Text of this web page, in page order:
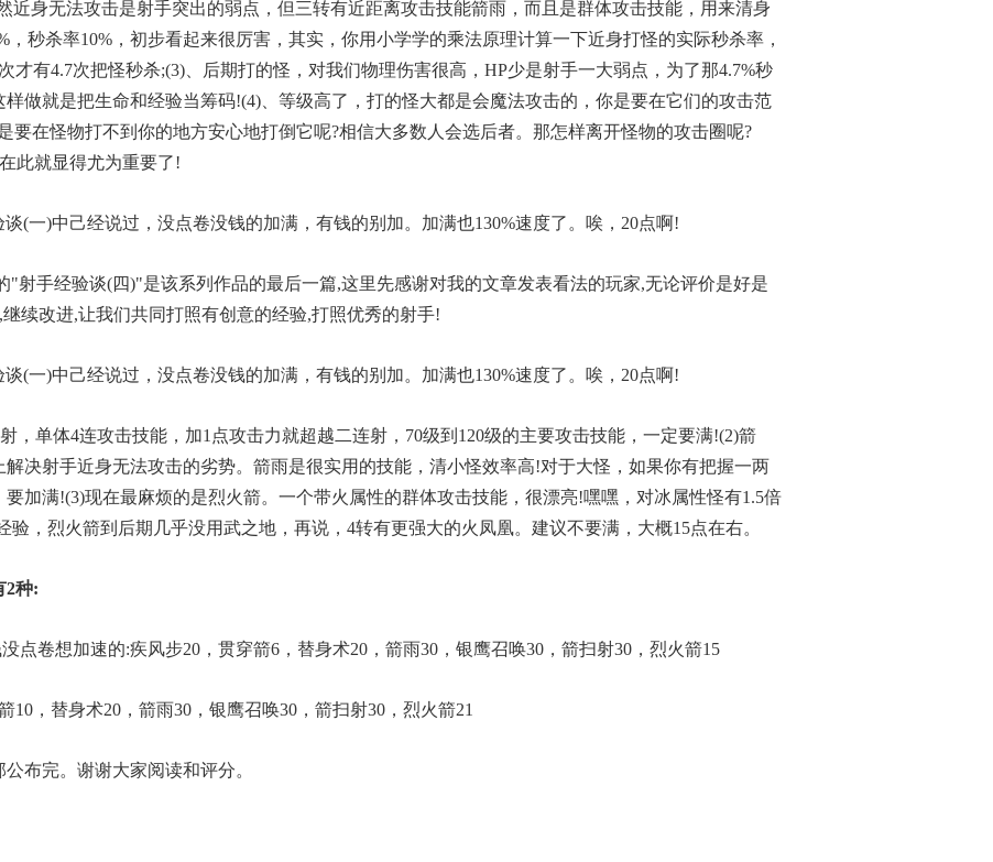
近身无法攻击是射手突出的弱点，但三转有近距离攻击技能箭雨，而且是群体攻击技能，用来清身
，秒杀率10%，初步看起来很厉害，其实，你用小学学的乘法原理计算一下近身打怪的实际秒杀率，
才有4.7次把怪秒杀;(3)、后期打的怪，对我们物理伤害很高，HP少是射手一大弱点，为了那4.7%秒
做就是把生命和经验当筹码!(4)、等级高了，打的怪大都是会魔法攻击的，你是要在它们的攻击范
要在怪物打不到你的地方安心地打倒它呢?相信大多数人会选后者。那怎样离开怪物的攻击圈呢?
此就显得尤为重要了!
(一)中己经说过，没点卷没钱的加满，有钱的别加。加满也130%速度了。唉，20点啊!
"射手经验谈(四)"是该系列作品的最后一篇,这里先感谢对我的文章发表看法的玩家,无论评价是好是
续改进,让我们共同打照有创意的经验,打照优秀的射手!
(一)中己经说过，没点卷没钱的加满，有钱的别加。加满也130%速度了。唉，20点啊!
，单体4连攻击技能，加1点攻击力就超越二连射，70级到120级的主要攻击技能，一定要满!(2)箭
决射手近身无法攻击的劣势。箭雨是很实用的技能，清小怪效率高!对于大怪，如果你有把握一两
加满!(3)现在最麻烦的是烈火箭。一个带火属性的群体攻击技能，很漂亮!嘿嘿，对冰属性怪有1.5倍
，烈火箭到后期几乎没用武之地，再说，4转有更强大的火凤凰。建议不要满，大概15点在右。
2种:
点卷想加速的:疾风步20，贯穿箭6，替身术20，箭雨30，银鹰召唤30，箭扫射30，烈火箭15
10，替身术20，箭雨30，银鹰召唤30，箭扫射30，烈火箭21
布完。谢谢大家阅读和评分。